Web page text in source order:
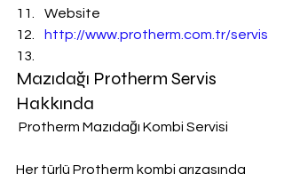
Website
http://www.protherm.com.tr/servis
Mazıdağı Protherm Servis
Hakkında
Protherm Mazıdağı Kombi Servisi
Her türlü Protherm kombi arızasında